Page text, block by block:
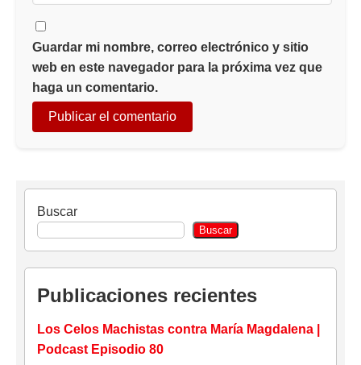
Guardar mi nombre, correo electrónico y sitio
web en este navegador para la próxima vez que
haga un comentario.
Buscar
Buscar
Publicaciones recientes
Los Celos Machistas contra María Magdalena |
Podcast Episodio 80